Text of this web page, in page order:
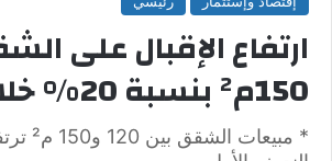
ارتفاع الإقبال على
150م² بنسبة 20% خلال حزيران